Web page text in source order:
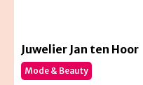
Juwelier Jan ten Hoor
Mode & Beauty